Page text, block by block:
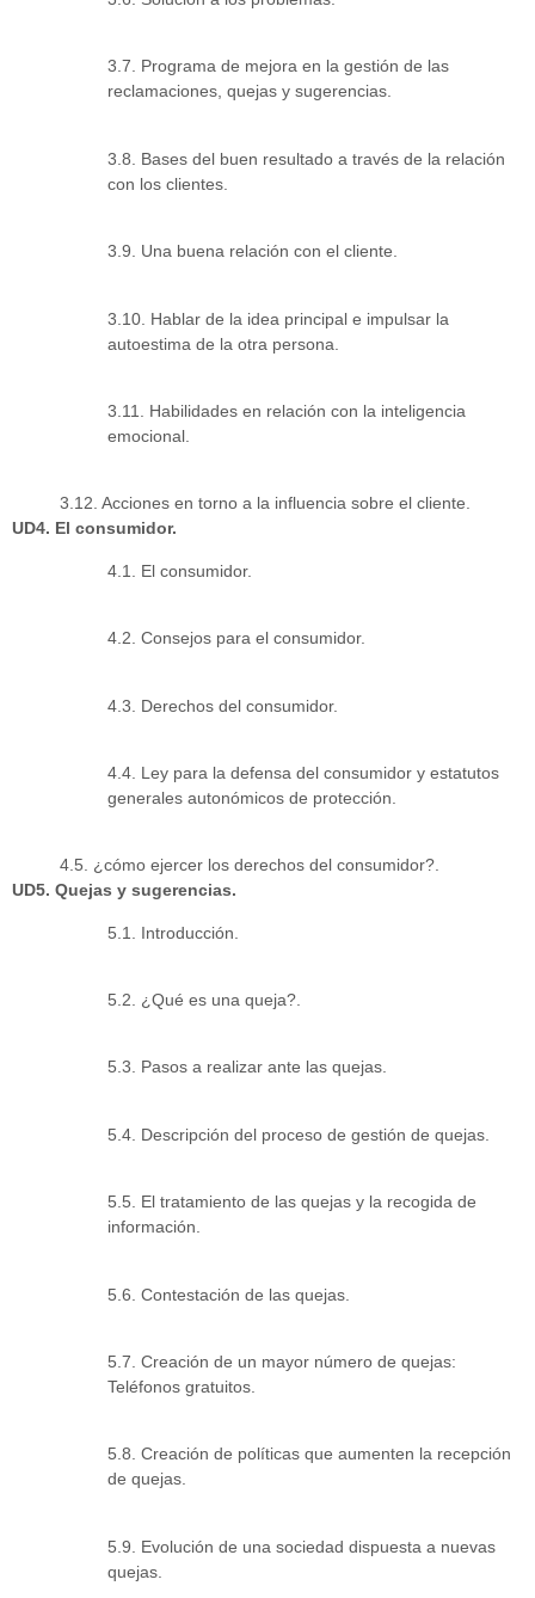
3.7. Programa de mejora en la gestión de las
reclamaciones, quejas y sugerencias.
3.8. Bases del buen resultado a través de la relación
con los clientes.
3.9. Una buena relación con el cliente.
3.10. Hablar de la idea principal e impulsar la
autoestima de la otra persona.
3.11. Habilidades en relación con la inteligencia
emocional.
3.12. Acciones en torno a la influencia sobre el cliente.
UD4. El consumidor.
4.1. El consumidor.
4.2. Consejos para el consumidor.
4.3. Derechos del consumidor.
4.4. Ley para la defensa del consumidor y estatutos
generales autonómicos de protección.
4.5. ¿cómo ejercer los derechos del consumidor?.
UD5. Quejas y sugerencias.
5.1. Introducción.
5.2. ¿Qué es una queja?.
5.3. Pasos a realizar ante las quejas.
5.4. Descripción del proceso de gestión de quejas.
5.5. El tratamiento de las quejas y la recogida de
información.
5.6. Contestación de las quejas.
5.7. Creación de un mayor número de quejas:
Teléfonos gratuitos.
5.8. Creación de políticas que aumenten la recepción
de quejas.
5.9. Evolución de una sociedad dispuesta a nuevas
quejas.